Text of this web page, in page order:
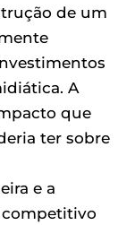
de um
A
que
ter sobre
e a